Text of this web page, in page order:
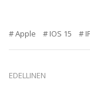
Apple IOS 15
EDELLINEN